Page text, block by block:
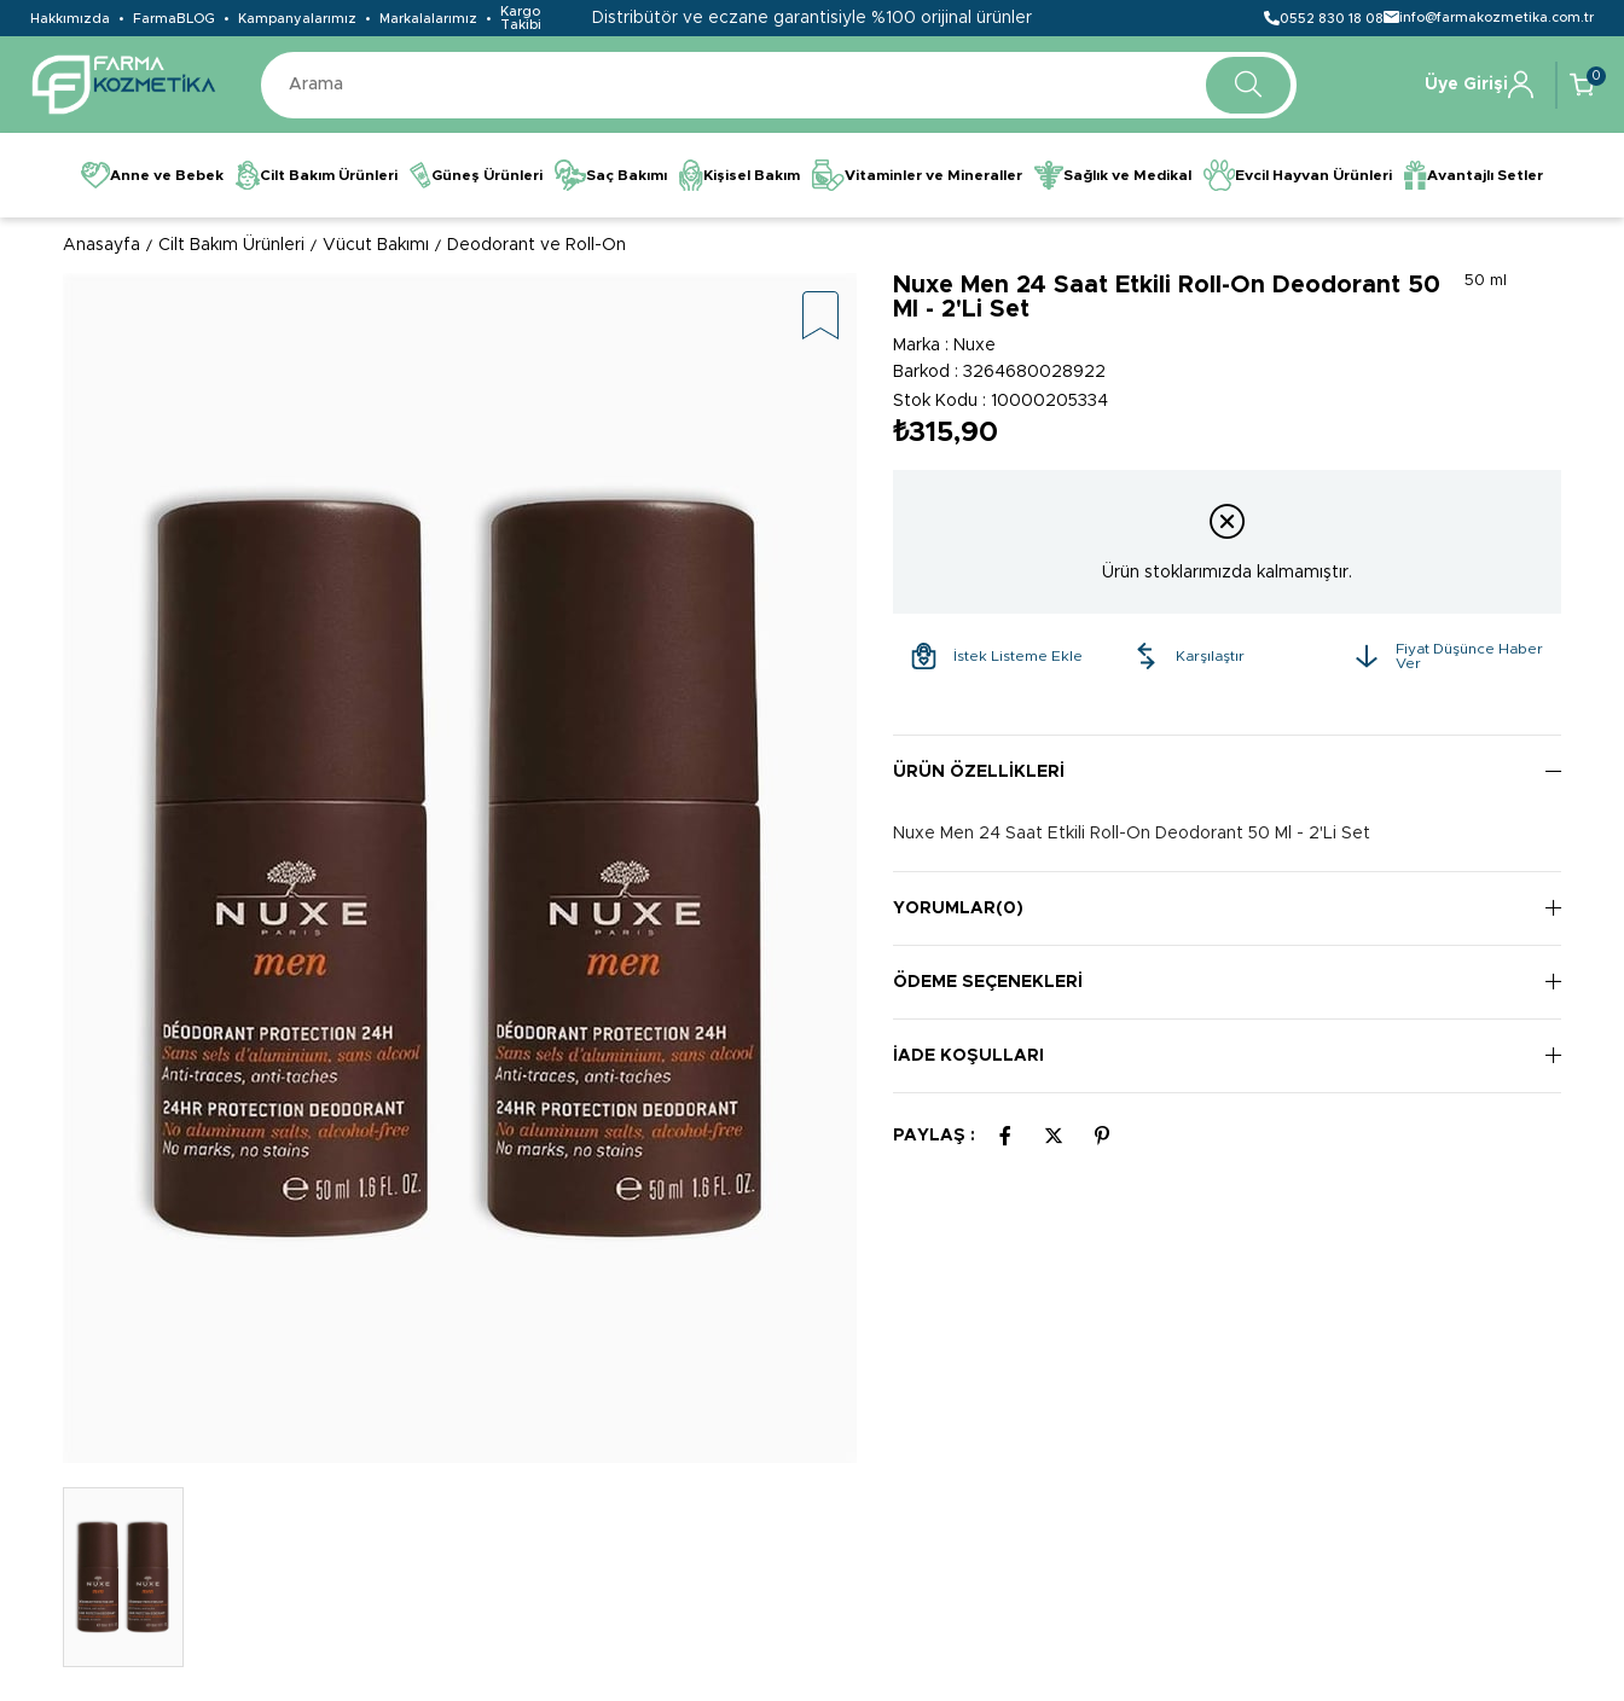
Hakkımızda FarmaBLOG Kampanyalarımız Markalalarımız
Kargo
Takibi
Distribütör ve eczane garantisiyle %100 orijinal ürünler 0552 830 18 08 info@farmakozmetika.com.tr
Üye Girişi
0
Anne ve Bebek Cilt Bakım Ürünleri Güneş Ürünleri Saç Bakımı Kişisel Bakım Vitaminler ve Mineraller Sağlık ve Medikal Evcil Hayvan Ürünleri Avantajlı Setler
Anasayfa Cilt Bakım Ürünleri Vücut Bakımı Deodorant ve Roll-On
50 ml
Nuxe Men 24 Saat Etkili Roll-On Deodorant 50
Ml - 2'Li Set
Marka : Nuxe
Barkod : 3264680028922
Stok Kodu
10000205334
₺315,90
Ürün stoklarımızda kalmamıştır.
İstek Listeme Ekle Karşılaştır
Fiyat Düşünce Haber
Ver
ÜRÜN ÖZELLIKLERI
Nuxe Men 24 Saat Etkili Roll-On Deodorant 50 Ml - 2'Li Set
YORUMLAR(0)
ÖDEME SEÇENEKLERI
İADE KOŞULLARI
PAYLAŞ :